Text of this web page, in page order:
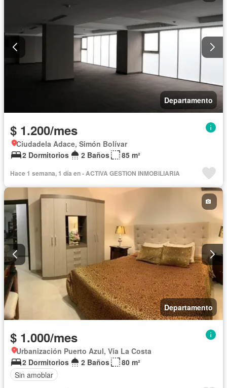
Departamento
$ 1.200/mes
Ciudadela Adace, Simón Bolívar
2 Dormitorios
2 Baños 85 m²
Hace 1 semana, 1 día en - ACTIVA GESTION INMOBILIARIA
Departamento
$ 1.000/mes
Urbanización Puerto Azul, Vía La Costa
2 Dormitorios
2 Baños
80 m²
Sin amoblar